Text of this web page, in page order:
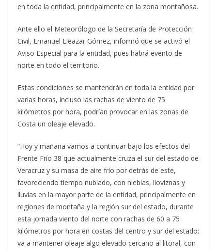
en toda la entidad, principalmente en la zona montañosa.
Ante ello el Meteorólogo de la Secretaría de Protección
Civil, Emanuel Eleazar Gómez, informó que se activó el
Aviso Especial para la entidad, pues habrá evento de
norte en todo el territorio.
Estas condiciones se mantendrán en toda la entidad por
varias horas, incluso las rachas de viento de 75
kilómetros por hora, podrían provocar en las zonas de
Costa un oleaje elevado.
“Hoy y mañana vamos a continuar bajo los efectos del
Frente Frío 38 que actualmente cruza el sur del estado de
Veracruz y su masa de aire frío por detrás de este,
favoreciendo tiempo nublado, con nieblas, lloviznas y
lluvias en la mayor parte de la entidad, principalmente en
regiones de montaña y la región sur del estado, durante
esta jornada viento del norte con rachas de 60 a 75
kilómetros por hora en costas del centro y sur del estado;
va a mantener oleaje algo elevado cercano al litoral, con